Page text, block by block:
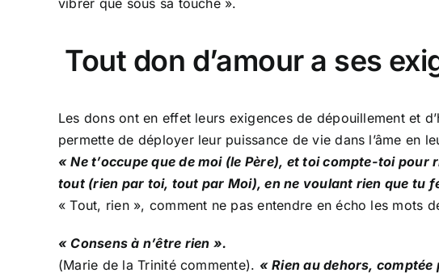
Tout don d’amour a ses
Les dons ont en effet leurs exigences de dépouillement et
permette de déployer leur puissance de vie dans l’âme en
« Ne t’occupe que de moi (le Père), et toi compte-toi
tout (rien par toi, tout par Moi), en ne voulant rien que tu
« Tout, rien », comment ne pas entendre en écho les mots
« Consens à n’être rien ».
(Marie de la Trinité commente). « Rien au dehors,